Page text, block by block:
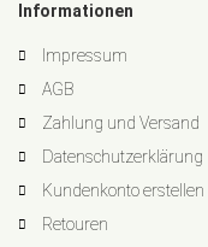
Informationen
Impressum
AGB
Zahlung und Versand
Datenschutzerklärung
Kundenkonto erstellen
Retouren